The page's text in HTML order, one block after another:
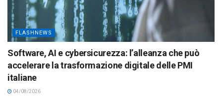
FLASHNEWS
Software, AI e cybersicurezza: l’alleanza che può
accelerare la trasformazione digitale delle PMI
italiane
04/08/2026